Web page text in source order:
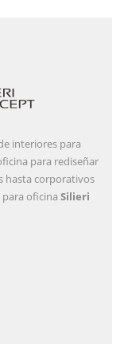
interiores para
para rediseñar
hasta corporativos
oficina Silieri